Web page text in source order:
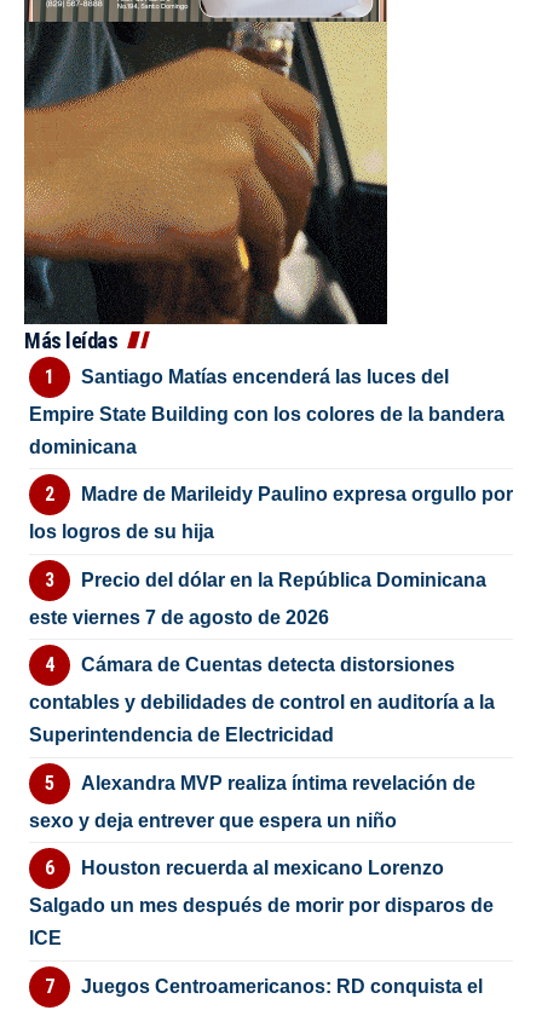
Más leídas
Santiago Matías encenderá las luces del
Empire State Building con los colores de la bandera
dominicana
Madre de Marileidy Paulino expresa orgullo por
los logros de su hija
Precio del dólar en la República Dominicana
este viernes 7 de agosto de 2026
Cámara de Cuentas detecta distorsiones
contables y debilidades de control en auditoría a la
Superintendencia de Electricidad
Alexandra MVP realiza íntima revelación de
sexo y deja entrever que espera un niño
Houston recuerda al mexicano Lorenzo
Salgado un mes después de morir por disparos de
ICE
Juegos Centroamericanos: RD conquista el